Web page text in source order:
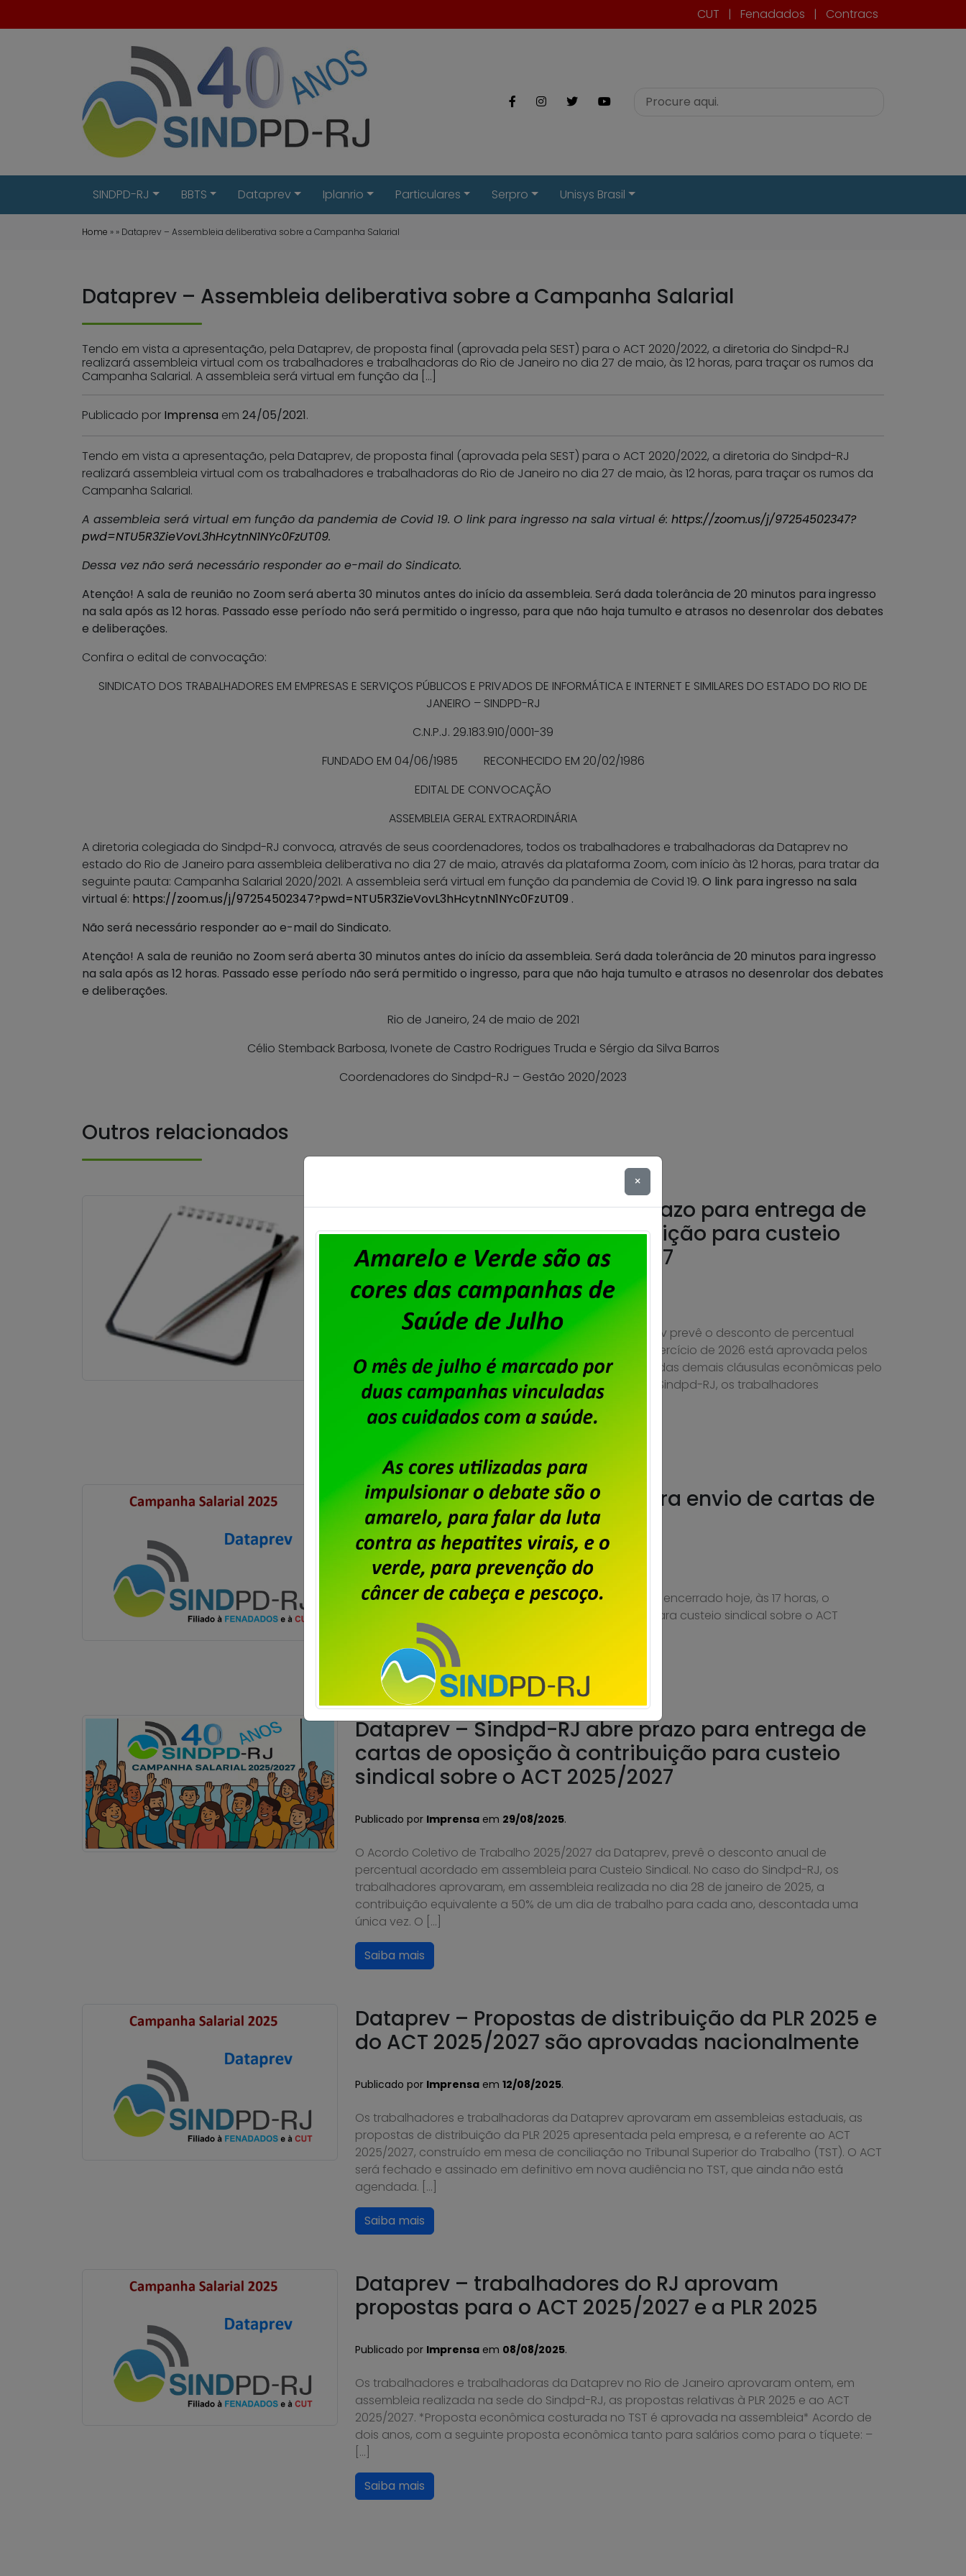
CUT | Fenadados | Contracs
SINDPD-RJ BBTS Dataprev Iplanrio Particulares Serpro Unisys Brasil
Home » » Dataprev – Assembleia deliberativa sobre a Campanha Salarial
Dataprev – Assembleia deliberativa sobre a Campanha Salarial
Tendo em vista a apresentação, pela Dataprev, de proposta final (aprovada pela SEST) para o ACT 2020/2022, a diretoria do Sindpd-RJ
realizará assembleia virtual com os trabalhadores e trabalhadoras do Rio de Janeiro no dia 27 de maio, às 12 horas, para traçar os rumos da
Campanha Salarial. A assembleia será virtual em função da […]
Publicado por Imprensa em 24/05/2021.
Tendo em vista a apresentação, pela Dataprev, de proposta final (aprovada pela SEST) para o ACT 2020/2022, a diretoria do Sindpd-RJ
realizará assembleia virtual com os trabalhadores e trabalhadoras do Rio de Janeiro no dia 27 de maio, às 12 horas, para traçar os rumos da
Campanha Salarial.
A assembleia será virtual em função da pandemia de Covid 19. O link para ingresso na sala virtual é: https://zoom.us/j/97254502347?
pwd=NTU5R3ZieVovL3hHcytnN1NYc0FzUT09.
Dessa vez não será necessário responder ao e-mail do Sindicato.
Atenção! A sala de reunião no Zoom será aberta 30 minutos antes do início da assembleia. Será dada tolerância de 20 minutos para ingresso
na sala após as 12 horas. Passado esse período não será permitido o ingresso, para que não haja tumulto e atrasos no desenrolar dos debates
e deliberações.
Confira o edital de convocação:
SINDICATO DOS TRABALHADORES EM EMPRESAS E SERVIÇOS PÚBLICOS E PRIVADOS DE INFORMÁTICA E INTERNET E SIMILARES DO ESTADO DO RIO DE
JANEIRO – SINDPD-RJ
C.N.P.J. 29.183.910/0001-39
FUNDADO EM 04/06/1985 RECONHECIDO EM 20/02/1986
EDITAL DE CONVOCAÇÃO
ASSEMBLEIA GERAL EXTRAORDINÁRIA
A diretoria colegiada do Sindpd-RJ convoca, através de seus coordenadores, todos os trabalhadores e trabalhadoras da Dataprev no
estado do Rio de Janeiro para assembleia deliberativa no dia 27 de maio, através da plataforma Zoom, com início às 12 horas, para tratar da
seguinte pauta: Campanha Salarial 2020/2021. A assembleia será virtual em função da pandemia de Covid 19. O link para ingresso na sala
virtual é: https://zoom.us/j/97254502347?pwd=NTU5R3ZieVovL3hHcytnN1NYc0FzUT09 .
Não será necessário responder ao e-mail do Sindicato.
Atenção! A sala de reunião no Zoom será aberta 30 minutos antes do início da assembleia. Será dada tolerância de 20 minutos para ingresso
na sala após as 12 horas. Passado esse período não será permitido o ingresso, para que não haja tumulto e atrasos no desenrolar dos debates
e deliberações.
Rio de Janeiro, 24 de maio de 2021
Célio Stemback Barbosa, Ivonete de Castro Rodrigues Truda e Sérgio da Silva Barros
Coordenadores do Sindpd-RJ – Gestão 2020/2023
Outros relacionados
Dataprev – Sindpd-RJ abre prazo para entrega de
cartas de oposição à contribuição para custeio
sindical sobre o ACT 2025/2027
Publicado por Imprensaem01/05/2026.
O Acordo Coletivo de Trabalho 2025/2027 da Dataprev prevê o desconto de percentual
acordado em assembleia para Custeio Sindical. No exercício de 2026 está aprovada pelos
trabalhadores e trabalhadoras a reposição salarial e das demais cláusulas econômicas pelo
índice da inflação mais 1% de ganho real. No caso do Sindpd-RJ, os trabalhadores
aprovaram, em assembleia […]
Saiba mais
Dataprev: encerrado prazo para envio de cartas de
oposição
Publicado por Imprensaem05/09/2025.
Conforme matéria publicada no dia 28 de agosto, foi encerrado hoje, às 17 horas, o
recebimento de cartas de oposição à contribuição para custeio sindical sobre o ACT
2025/2027 relativa ao ano corrente (2025).
Saiba mais
Dataprev – Sindpd-RJ abre prazo para entrega de
cartas de oposição à contribuição para custeio
sindical sobre o ACT 2025/2027
Publicado por Imprensa em 29/08/2025.
O Acordo Coletivo de Trabalho 2025/2027 da Dataprev, prevê o desconto anual de
percentual acordado em assembleia para Custeio Sindical. No caso do Sindpd-RJ, os
trabalhadores aprovaram, em assembleia realizada no dia 28 de janeiro de 2025, a
contribuição equivalente a 50% de um dia de trabalho para cada ano, descontada uma
única vez. O […]
Saiba mais
Dataprev – Propostas de distribuição da PLR 2025 e
do ACT 2025/2027 são aprovadas nacionalmente
Publicado por Imprensa em 12/08/2025.
Os trabalhadores e trabalhadoras da Dataprev aprovaram em assembleias estaduais, as
propostas de distribuição da PLR 2025 apresentada pela empresa, e a referente ao ACT
2025/2027, construído em mesa de conciliação no Tribunal Superior do Trabalho (TST). O ACT
será fechado e assinado em definitivo em nova audiência no TST, que ainda não está
agendada. […]
Saiba mais
Dataprev – trabalhadores do RJ aprovam
propostas para o ACT 2025/2027 e a PLR 2025
Publicado por Imprensa em 08/08/2025.
Os trabalhadores e trabalhadoras da Dataprev no Rio de Janeiro aprovaram ontem, em
assembleia realizada na sede do Sindpd-RJ, as propostas relativas à PLR 2025 e ao ACT
2025/2027. *Proposta econômica costurada no TST é aprovada na assembleia* Acordo de
dois anos, com a seguinte proposta econômica tanto para salários como para o tíquete: –
[…]
Saiba mais
×